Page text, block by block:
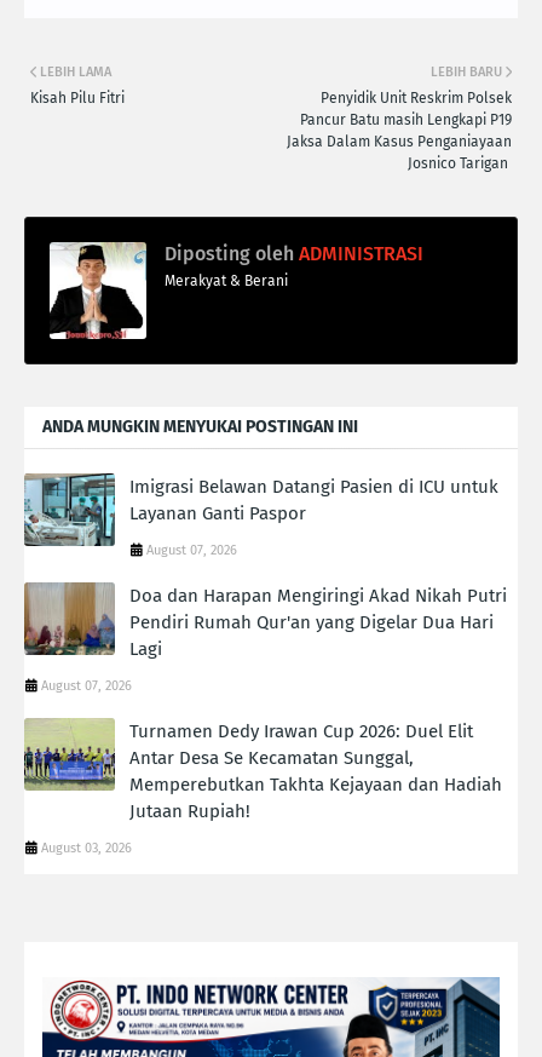
LEBIH BARU
‎Penyidik Unit Reskrim Polsek
Pancur Batu masih Lengkapi P19
Jaksa Dalam Kasus Penganiayaan
Josnico Tarigan ‎
LEBIH LAMA
Kisah Pilu Fitri
Diposting oleh ADMINISTRASI
Merakyat & Berani
ANDA MUNGKIN MENYUKAI POSTINGAN INI
Imigrasi Belawan Datangi Pasien di ICU untuk
Layanan Ganti Paspor
August 07, 2026
Doa dan Harapan Mengiringi Akad Nikah Putri
Pendiri Rumah Qur'an yang Digelar Dua Hari
Lagi
August 07, 2026
Turnamen Dedy Irawan Cup 2026: Duel Elit
Antar Desa Se Kecamatan Sunggal,
Memperebutkan Takhta Kejayaan dan Hadiah
Jutaan Rupiah!
August 03, 2026